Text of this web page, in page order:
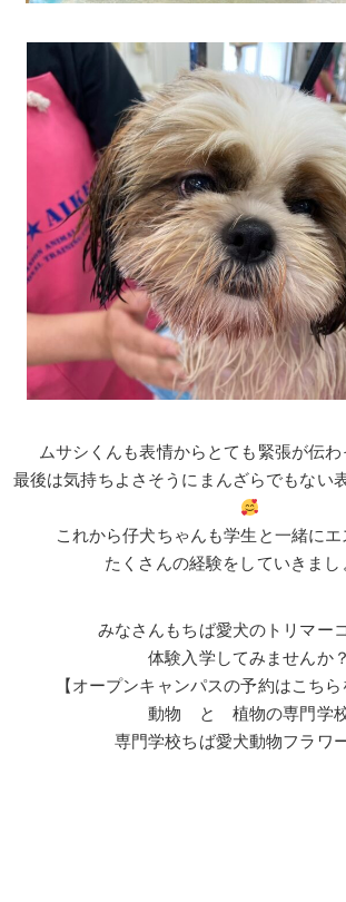
ムサシくんも表情からとても緊張が伝わ
最後は気持ちよさそうにまんざらでもない
これから仔犬ちゃんも学生と一緒に
たくさんの経験をしていきまし
みなさんもちば愛犬のトリマー
体験入学してみませんか？
【オープンキャンパスの予約はこちら
動物 と 植物の専門学
専門学校ちば愛犬動物フラワ